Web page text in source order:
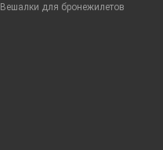
Вешалки для бронежилетов